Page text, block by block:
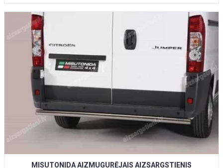
MISUTONIDA AIZMUGURĒJAIS AIZSARGSTIENIS